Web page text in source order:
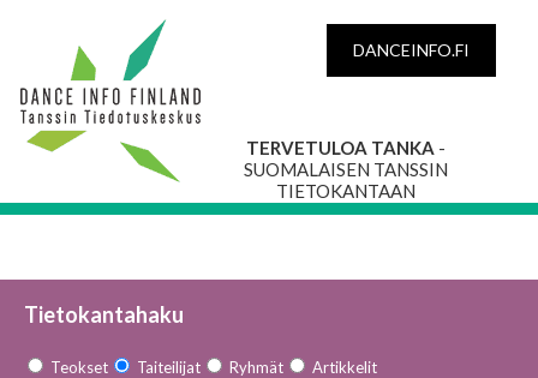
DANCEINFO.FI
TERVETULOA TANKA -
SUOMALAISEN TANSSIN
TIETOKANTAAN
Tietokantahaku
Teokset Taiteilijat Ryhmät Artikkelit